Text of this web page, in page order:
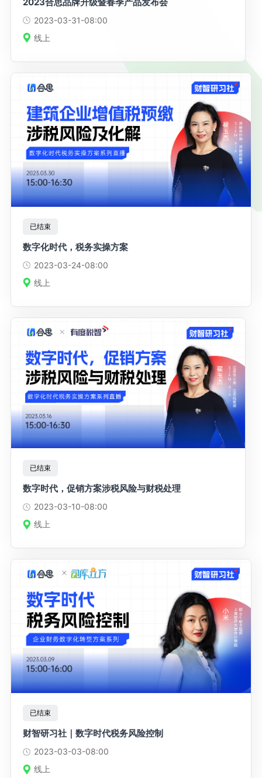
2023-03-31-08:00
线上
已结束
数字化时代，税务实操方案
2023-03-24-08:00
线上
已结束
数字时代，促销方案涉税风险与财税处理
2023-03-10-08:00
线上
已结束
财智研习社｜数字时代税务风险控制
2023-03-03-08:00
线上